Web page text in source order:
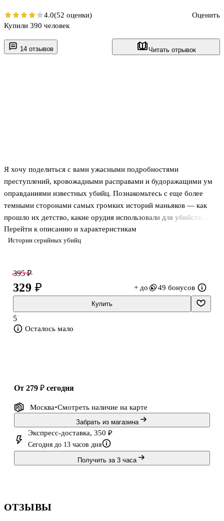
14 отзывов Читать отрывок
Истории серийных убийц
Я хочу поделиться с вами ужасными подробностями
преступлений, кровожадными расправами и будоражащими ум
оправданиями известных убийц. Познакомьтесь с еще более
темными сторонами самых громких историй маньяков — как
прошло их детство, какие орудия использовали для убийств, а
также чем объясняли свои ужасные деяния.Решив
последовательно все головоломки, вы узнаете истории 13 убийц:
страшные подробности убийств, которые потрясали умы
общества, судей, присяжных и всех причастных к
расследованию.Чтобы узнать всё до мельчайших подробностей,
разгадайте шифры и лабиринты, соберите
Перейти к описанию и характеристикам
4.0(52 оценки)
Оценить
Купили 390 человек
395 ₽
329 ₽ + до 49 бонусов
Купить
5
Осталось мало
от 279 ₽ сегодня
Москва Смотреть наличие на карте
Забрать из магазина
Экспресс-доставка, 350 ₽
Сегодня до 13 часов дня
Получить за 3 часа
ОТЗЫВЫ